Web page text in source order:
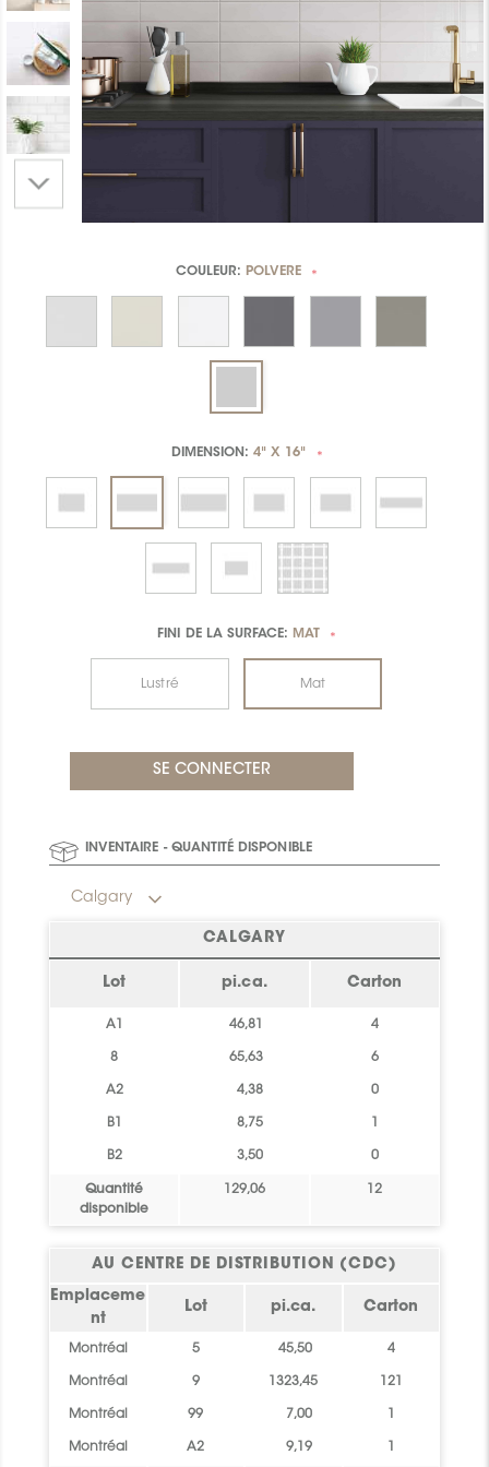
COULEUR: POLVERE *
DIMENSION: 4" X 16" *
FINI DE LA SURFACE: MAT *
Lustré Mat
INVENTAIRE - QUANTITÉ DISPONIBLE
Calgary
CALGARY
Lot pi.ca. Carton
A1 46,81 4
8 65,63 6
A2 4,38 0
B1 8,75
B2 3,50 0
Quantité
disponible
129,06 12
AU CENTRE DE DISTRIBUTION (CDC)
Emplaceme
nt
Lot pi.ca. Carton
Montréal 5 45,50 4
Montréal 9 1323,45 121
Montréal 99 7,00
Montréal A2 9,19